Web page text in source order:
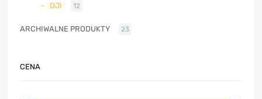
DJI 12
ARCHIWALNE PRODUKTY 23
CENA